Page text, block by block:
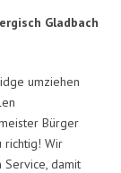
Gladbach
umziehen
Bürger
richtig! Wir
damit